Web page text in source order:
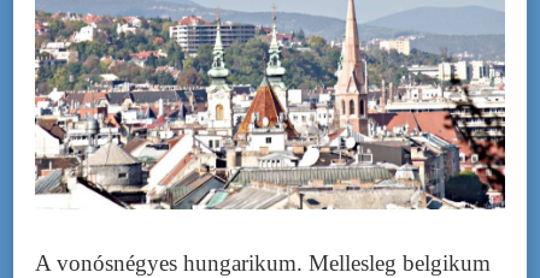
A vonósnégyes hungarikum. Mellesleg belgikum